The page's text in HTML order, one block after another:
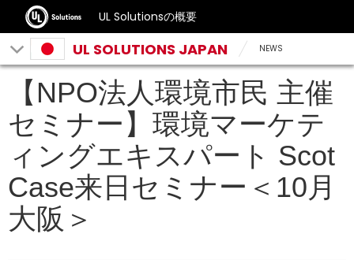
UL Solutionsの概要
UL SOLUTIONS JAPAN NEWS
【NPO法人環境市民 主催
セミナー】環境マーケテ
ィングエキスパート Scot
Case来日セミナー＜10月
大阪＞